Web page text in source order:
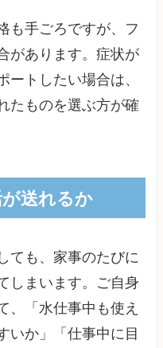
も手ごろですが、フ
があります。症状が
ートしたい場合は、
たものを選ぶ方が確
送れるか
ても、家事のたびに
しまいます。ご自身
、「水仕事中も使え
いか」「仕事中に目